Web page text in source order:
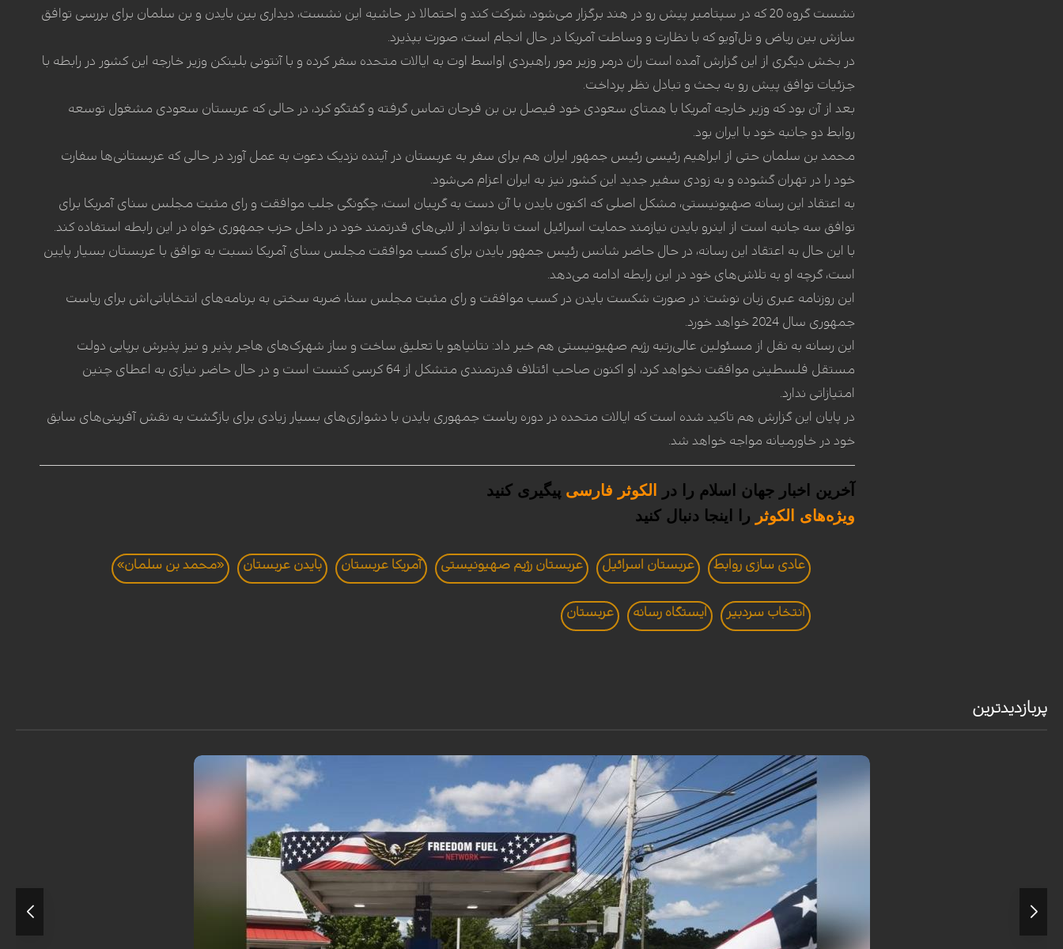
نشست گروه 20 که در سپتامبر پیش رو در هند برگزار می‌شود، شرکت کند و احتمالا در حاشیه این نشست، دیداری بین بایدن و بن سلمان برای بررسی توافق
سازش بین ریاض و تل‌آویو که با نظارت و وساطت آمریکا در حال انجام است، صورت بپذیرد.
در بخش دیگری از این گزارش آمده است ران درمر وزیر مور راهبردی اواسط اوت به ایالات متحده سفر کرده و با آنتونی بلینکن وزیر خارجه این کشور در رابطه با
جزئیات توافق پیش رو به بحث و تبادل نظر پرداخت.
بعد از آن بود که وزیر خارجه آمریکا با همتای سعودی خود فیصل بن بن فرحان تماس گرفته و گفتگو کرد، در حالی که عربستان سعودی مشغول توسعه
روابط دو جانبه خود با ایران بود.
محمد بن سلمان حتی از ابراهیم رئیسی رئیس جمهور ایران هم برای سفر به عربستان در آینده نزدیک دعوت به عمل آورد در حالی که عربستانی‌ها سفارت
خود را در تهران گشوده و به زودی سفیر جدید این کشور نیز به ایران اعزام می‌شود.
به اعتقاد این رسانه صهیونیستی، مشکل اصلی که اکنون بایدن با آن دست به گریبان است، چگونگی جلب موافقت و رای مثبت مجلس سنای آمریکا برای
توافق سه جانبه است از اینرو بایدن نیازمند حمایت اسرائیل است تا بتواند از لابی‌های قدرتمند خود در داخل حزب جمهوری خواه در این رابطه استفاده کند.
با این حال به اعتقاد این رسانه، در حال حاضر شانس رئیس جمهور بایدن برای کسب موافقت مجلس سنای آمریکا نسبت به توافق با عربستان بسیار پایین
است، گرچه او به تلاش‌های خود در این رابطه ادامه می‌دهد.
این روزنامه عبری زبان نوشت: در صورت شکست بایدن در کسب موافقت و رای مثبت مجلس سنا، ضربه سختی به برنامه‌های انتخاباتی‌اش برای ریاست
جمهوری سال 2024 خواهد خورد.
این رسانه به نقل از مسئولین عالی‌رتبه رژیم صهیونیستی هم خبر داد: نتانیاهو با تعلیق ساخت و ساز شهرک‌های هاجر پذیر و نیز پذیرش برپایی دولت
مستقل فلسطینی موافقت نخواهد کرد، او اکنون صاحب ائتلاف قدرتمندی متشکل از 64 کرسی کنست است و در حال حاضر نیازی به اعطای چنین
امتیازاتی ندارد.
در پایان این گزارش هم تاکید شده است که ایالات متحده در دوره ریاست جمهوری بایدن با دشواری‌های بسیار زیادی برای بازگشت به نقش آفرینی‌های سابق
خود در خاورمیانه مواجه خواهد شد.
آخرین اخبار جهان اسلام را در الکوثر فارسی پیگیری کنید
ویژههای الکوثر را اینجا دنبال کنید
عادی سازی روابط عربستان اسرائیل عربستان رژیم صهیونیستی آمریکا عربستان بایدن عربستان «محمد بن سلمان»
انتخاب سردبير ايستگاه رسانه عربستان
پربازدیدترین